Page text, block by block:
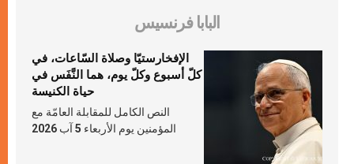
البابا فرنسيس
الإفخارستيّا وصلاة السّاعات، في
كلّ أسبوع وكلّ يوم، هما النَّفَس في
حياة الكنيسة
النص الكامل للمقابلة العامّة مع
المؤمنين يوم الأربعاء 5 آب 2026